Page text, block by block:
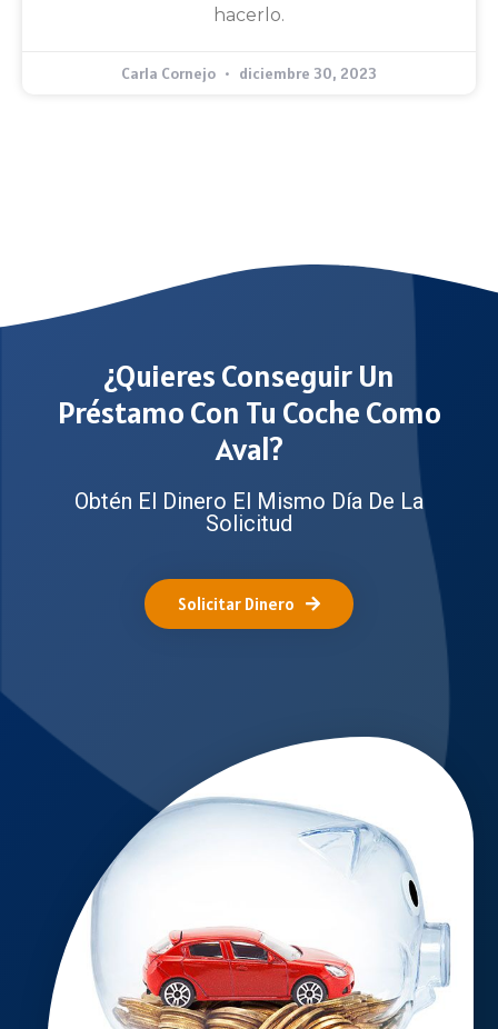
hacerlo.
Carla Cornejo diciembre 30, 2023
¿Quieres Conseguir Un
Préstamo Con Tu Coche Como
Aval?
Obtén El Dinero El Mismo Día De La
Solicitud
Solicitar Dinero